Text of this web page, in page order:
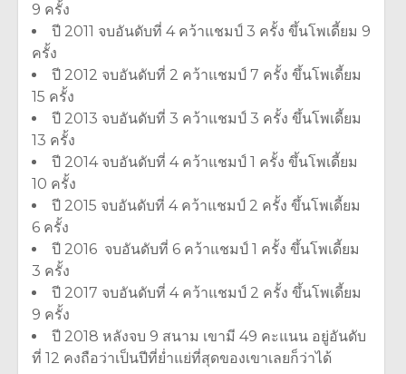
9 ครั้ง
ปี 2011 จบอันดับที่ 4 คว้าแชมป์ 3 ครั้ง ขึ้นโพเดี้ยม 9
ครั้ง
ปี 2012 จบอันดับที่ 2 คว้าแชมป์ 7 ครั้ง ขึ้นโพเดี้ยม
15 ครั้ง
ปี 2013 จบอันดับที่ 3 คว้าแชมป์ 3 ครั้ง ขึ้นโพเดี้ยม
13 ครั้ง
ปี 2014 จบอันดับที่ 4 คว้าแชมป์ 1 ครั้ง ขึ้นโพเดี้ยม
10 ครั้ง
ปี 2015 จบอันดับที่ 4 คว้าแชมป์ 2 ครั้ง ขึ้นโพเดี้ยม
6 ครั้ง
ปี 2016 จบอันดับที่ 6 คว้าแชมป์ 1 ครั้ง ขึ้นโพเดี้ยม
3 ครั้ง
ปี 2017 จบอันดับที่ 4 คว้าแชมป์ 2 ครั้ง ขึ้นโพเดี้ยม
9 ครั้ง
ปี 2018 หลังจบ 9 สนาม เขามี 49 คะแนน อยู่อันดับ
ที่ 12 คงถือว่าเป็นปีที่ย่ำแย่ที่สุดของเขาเลยก็ว่าได้